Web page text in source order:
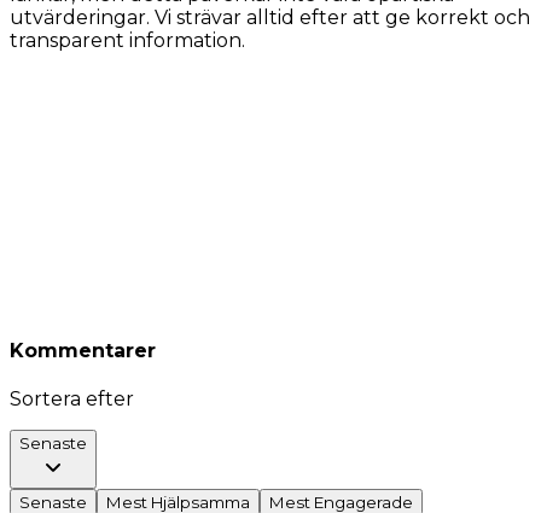
utvärderingar. Vi strävar alltid efter att ge korrekt och
transparent information.
Kommentarer
Sortera efter
Senaste
Senaste Mest Hjälpsamma
Mest Engagerade